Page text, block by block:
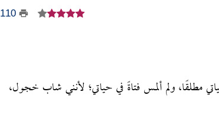
110
في حياتي مطلقًا، ولم ألمس فتاةً في حياتي؛ لأنني شاب خجول،